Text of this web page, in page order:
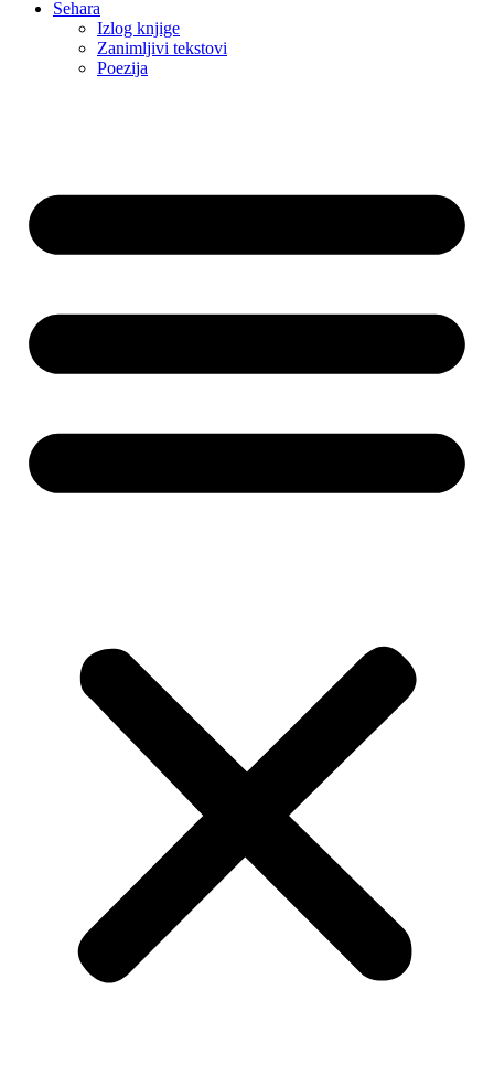
Sehara
Izlog knjige
Zanimljivi tekstovi
Poezija